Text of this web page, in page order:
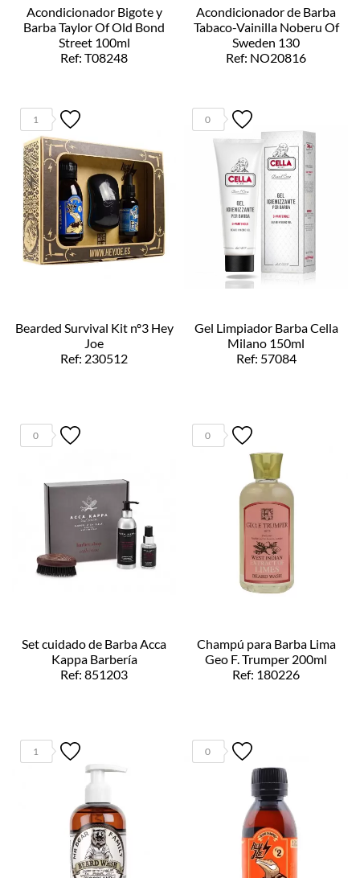
Acondicionador Bigote y
Barba Taylor Of Old Bond
Street 100ml
Ref: T08248
Acondicionador de Barba
Tabaco-Vainilla Noberu Of
Sweden 130
Ref: NO20816
1
Bearded Survival Kit nº3 Hey
Joe
Ref: 230512
0
Gel Limpiador Barba Cella
Milano 150ml
Ref: 57084
0
Set cuidado de Barba Acca
Kappa Barbería
Ref: 851203
0
Champú para Barba Lima
Geo F. Trumper 200ml
Ref: 180226
1 0